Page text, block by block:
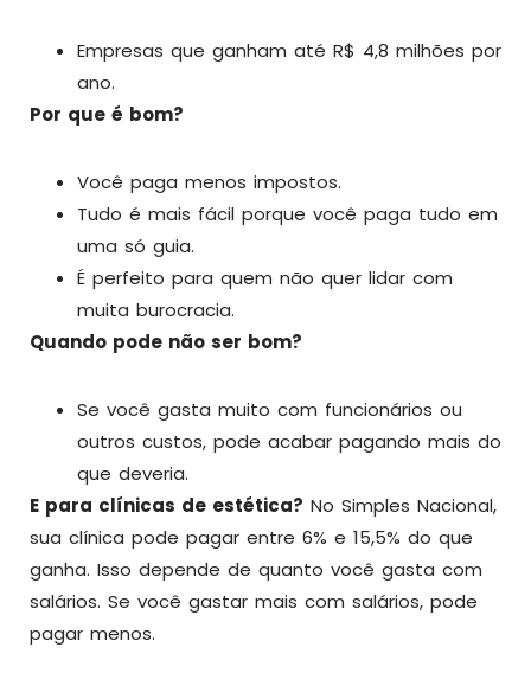
Empresas que ganham até R$ 4,8 milhões por
ano.
Por que é bom?
Você paga menos impostos.
Tudo é mais fácil porque você paga tudo em
uma só guia.
É perfeito para quem não quer lidar com
muita burocracia.
Quando pode não ser bom?
Se você gasta muito com funcionários ou
outros custos, pode acabar pagando mais do
que deveria.
E para clínicas de estética? No Simples Nacional,
sua clínica pode pagar entre 6% e 15,5% do que
ganha. Isso depende de quanto você gasta com
salários. Se você gastar mais com salários, pode
pagar menos.